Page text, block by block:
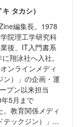
タカシ）
編集長。1978
院理工学研究科
後、IT入門書系
翔泳社へ入社。
ンラインメディ
ン）」の企画・運
プン以来担当
5月まで
教育関係メディ
テックジン）」...